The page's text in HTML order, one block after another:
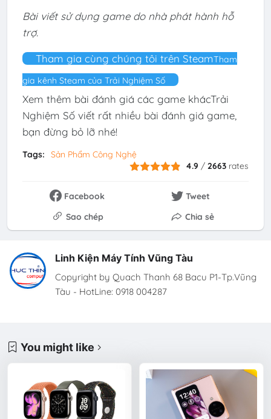
Bài viết sử dụng game do nhà phát hành hỗ
trợ.
Tham gia cùng chúng tôi trên SteamTham
gia kênh Steam của Trải Nghiệm Số
Xem thêm bài đánh giá các game khácTrải
Nghiệm Số viết rất nhiều bài đánh giá game,
bạn đừng bỏ lỡ nhé!
Tags:
Sản Phẩm Công Nghệ
4.9 /2663 rates
Facebook
Tweet
Sao chép
Chia sẻ
Linh Kiện Máy Tính Vũng Tàu
Copyright by Quach Thanh 68 Bacu P1-Tp.Vũng
Tàu - HotLine: 0918 004287
You might like